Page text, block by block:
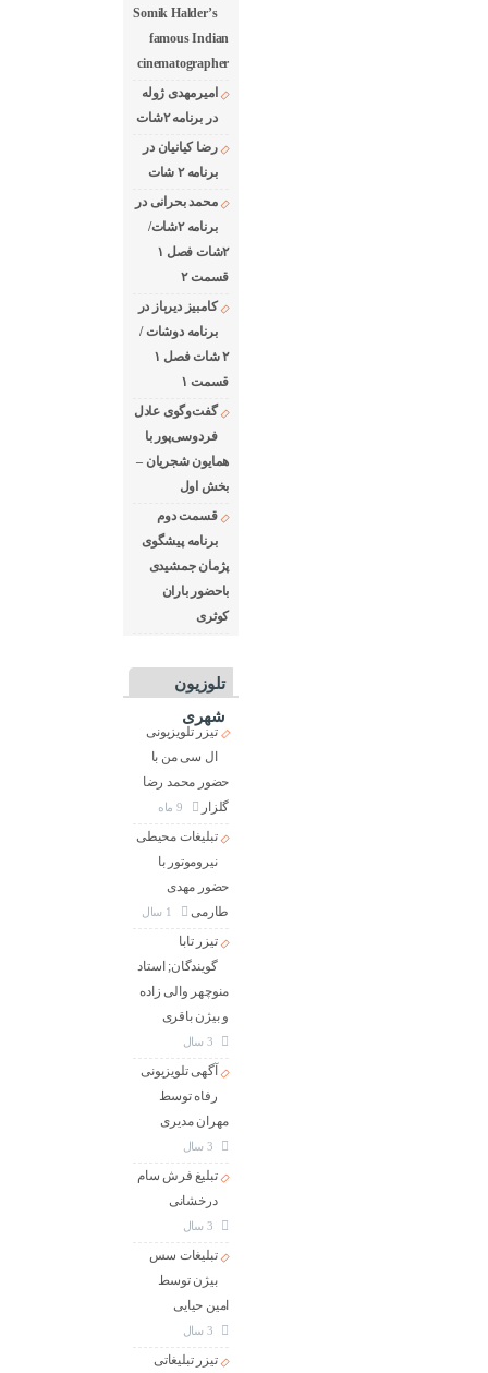
Somik Halder’s
famous Indian
cinematographer
امیرمهدی ژوله
در برنامه ۲شات
رضا کیانیان در
برنامه ۲ شات
محمد بحرانی در
برنامه ۲شات/
۲شات فصل ۱
قسمت ۲
کامبیز دیرباز در
برنامه دوشات /
۲ شات فصل ۱
قسمت ۱
گفت‌وگوی عادل
فردوسی‌پور با
همایون شجریان –
بخش اول
قسمت دوم
برنامه پیشگوی
پژمان جمشیدی
باحضور باران
کوثری
تلوزیون
شهری
تیزر تلویزیونی
ال سی من با
حضور محمد رضا
گلزار
تبلیغات محیطی
نیروموتور با
حضور مهدی
طارمی
تیزر تابا
گویندگان; استاد
منوچهر والی زاده
و بیژن باقری
آگهی تلویزیونی
رفاه توسط
مهران مدیری
تبلیغ فرش سام
درخشانی
تبلیغات سس
بیژن توسط
امین حیایی
تیزر تبلیغاتی